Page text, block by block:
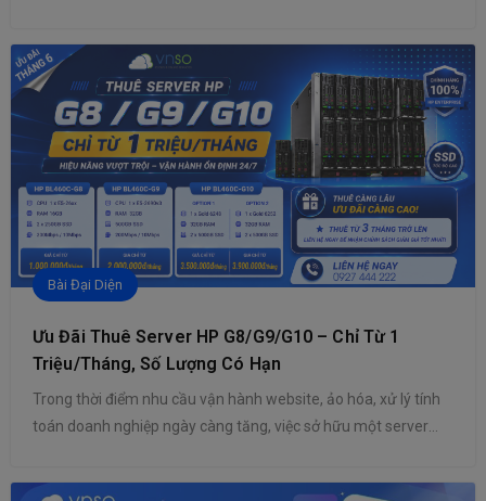
thiết bị kết nối Internet ngày càng tăng, không gian địa chỉ của
IPv4 đã dần […]
Bài Đại Diện
Ưu Đãi Thuê Server HP G8/G9/G10 – Chỉ Từ 1
Triệu/Tháng, Số Lượng Có Hạn
Trong thời điểm nhu cầu vận hành website, ảo hóa, xử lý tính
toán doanh nghiệp ngày càng tăng, việc sở hữu một server
nhiều doanh nghiệp và cá nhân. Nhằm hỗ trợ khách hàng triển